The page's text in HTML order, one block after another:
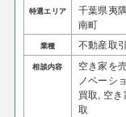
特選エリア
千葉県夷
南町
業種 不動産取
相談内容
空き家を
ノベーシ
買取, 空
取